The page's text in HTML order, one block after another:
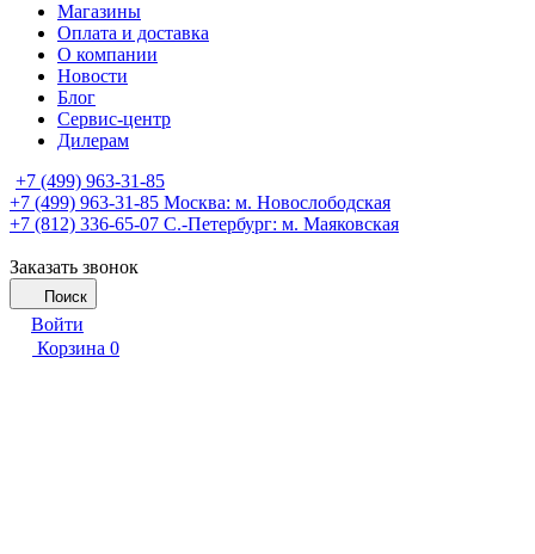
Магазины
Оплата и доставка
О компании
Новости
Блог
Сервис-центр
Дилерам
+7 (499) 963-31-85
+7 (499) 963-31-85 Москва: м. Новослободская
+7 (812) 336-65-07 С.-Петербург: м. Маяковская
Заказать звонок
Поиск
Войти
Корзина 0